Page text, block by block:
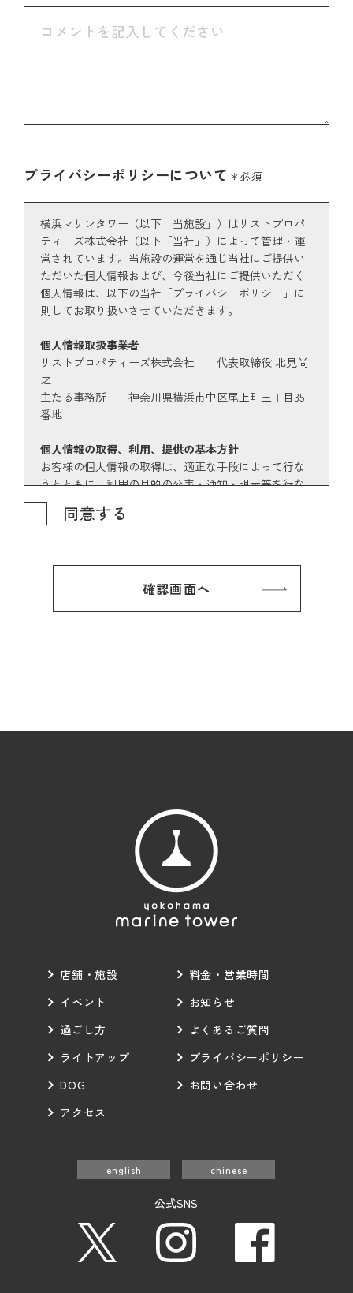
プライバシーポリシーについて ＊必須
横浜マリンタワー（以下「当施設」）はリストプロパ
ティーズ株式会社（以下「当社」）によって管理・運
営されています。当施設の運営を通じ当社にご提供い
ただいた個人情報および、今後当社にご提供いただく
個人情報は、以下の当社「プライバシーポリシー」に
則してお取り扱いさせていただきます。
個人情報取扱事業者
リストプロパティーズ株式会社 代表取締役 北見尚
之
主たる事務所 神奈川県横浜市中区尾上町三丁目35
番地
個人情報の取得、利用、提供の基本方針
お客様の個人情報の取得は、適正な手段によって行な
うとともに、利用の目的の公表・通知・明示等を行な
い、ご本人の同意なく、利用目的の範囲を超えた個人
情報のお取り扱いは致しません。また、個人情報を第
に、個人情報の取り扱いに関する社内規程を定め、個
個人情報の利用目的
お客様の個人情報（仮名加工した場合も含む）は、以
下の目的に利用致します。
・当施設のサービス改善及び新サービスの開発等に役
・イベント開催の告知、各種優待・サービスの案内
は対応する目的
・アンケート回答の分析等、マーケティング活動とし
ての目的
上記の目的の範囲内で、必要に応じてお客様とご連絡
第三者への提供
お客様の個人情報は、裁判所、警察、またはそれらに
個人情報の共同利用
当社は、親会社であるリスト株式会社及び下記、当施
設内の共同事業会社との間でお客様の個人情報（仮名
加工した場合も含む）、個人データを共同して利用致
[共同して利用する者の範囲]
同意する
店舗・施設
イベント
過ごし方
ライトアップ
DOG
アクセス
料金・営業時間
お知らせ
よくあるご質問
プライバシーポリシー
お問い合わせ
english chinese
公式SNS